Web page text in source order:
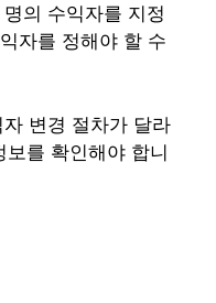
의 수익자를 지정
자를 정해야 할 수
변경 절차가 달라
를 확인해야 합니